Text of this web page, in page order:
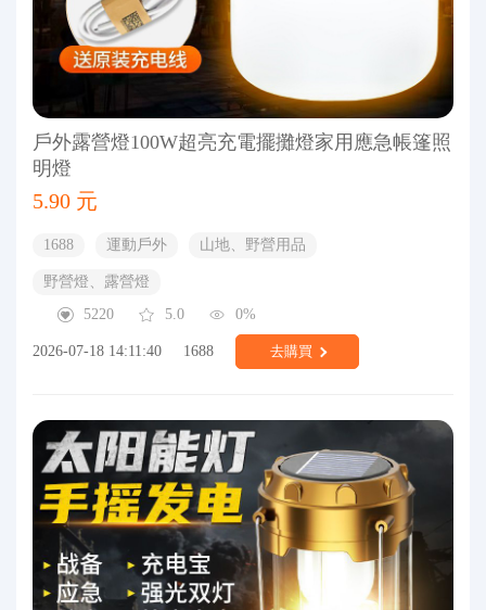
戶外露營燈100W超亮充電擺攤燈家用應急帳篷照
明燈
5.90 元
1688 運動戶外 山地、野營用品
野營燈、露營燈
5220
5.0 0%
2026-07-18 14:11:40 1688 去購買